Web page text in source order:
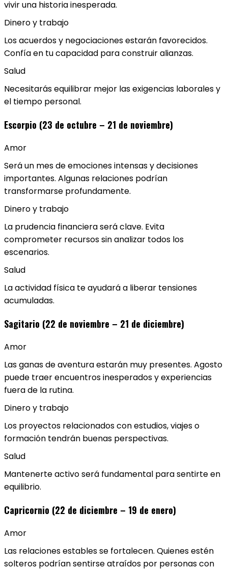
vivir una historia inesperada.
Dinero y trabajo
Los acuerdos y negociaciones estarán favorecidos.
Confía en tu capacidad para construir alianzas.
Salud
Necesitarás equilibrar mejor las exigencias laborales y
el tiempo personal.
Escorpio (23 de octubre – 21 de noviembre)
Amor
Será un mes de emociones intensas y decisiones
importantes. Algunas relaciones podrían
transformarse profundamente.
Dinero y trabajo
La prudencia financiera será clave. Evita
comprometer recursos sin analizar todos los
escenarios.
Salud
La actividad física te ayudará a liberar tensiones
acumuladas.
Sagitario (22 de noviembre – 21 de diciembre)
Amor
Las ganas de aventura estarán muy presentes. Agosto
puede traer encuentros inesperados y experiencias
fuera de la rutina.
Dinero y trabajo
Los proyectos relacionados con estudios, viajes o
formación tendrán buenas perspectivas.
Salud
Mantenerte activo será fundamental para sentirte en
equilibrio.
Capricornio (22 de diciembre – 19 de enero)
Amor
Las relaciones estables se fortalecen. Quienes estén
solteros podrían sentirse atraídos por personas con